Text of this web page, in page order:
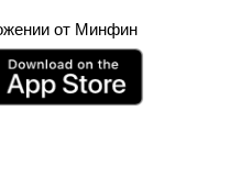
от Минфин